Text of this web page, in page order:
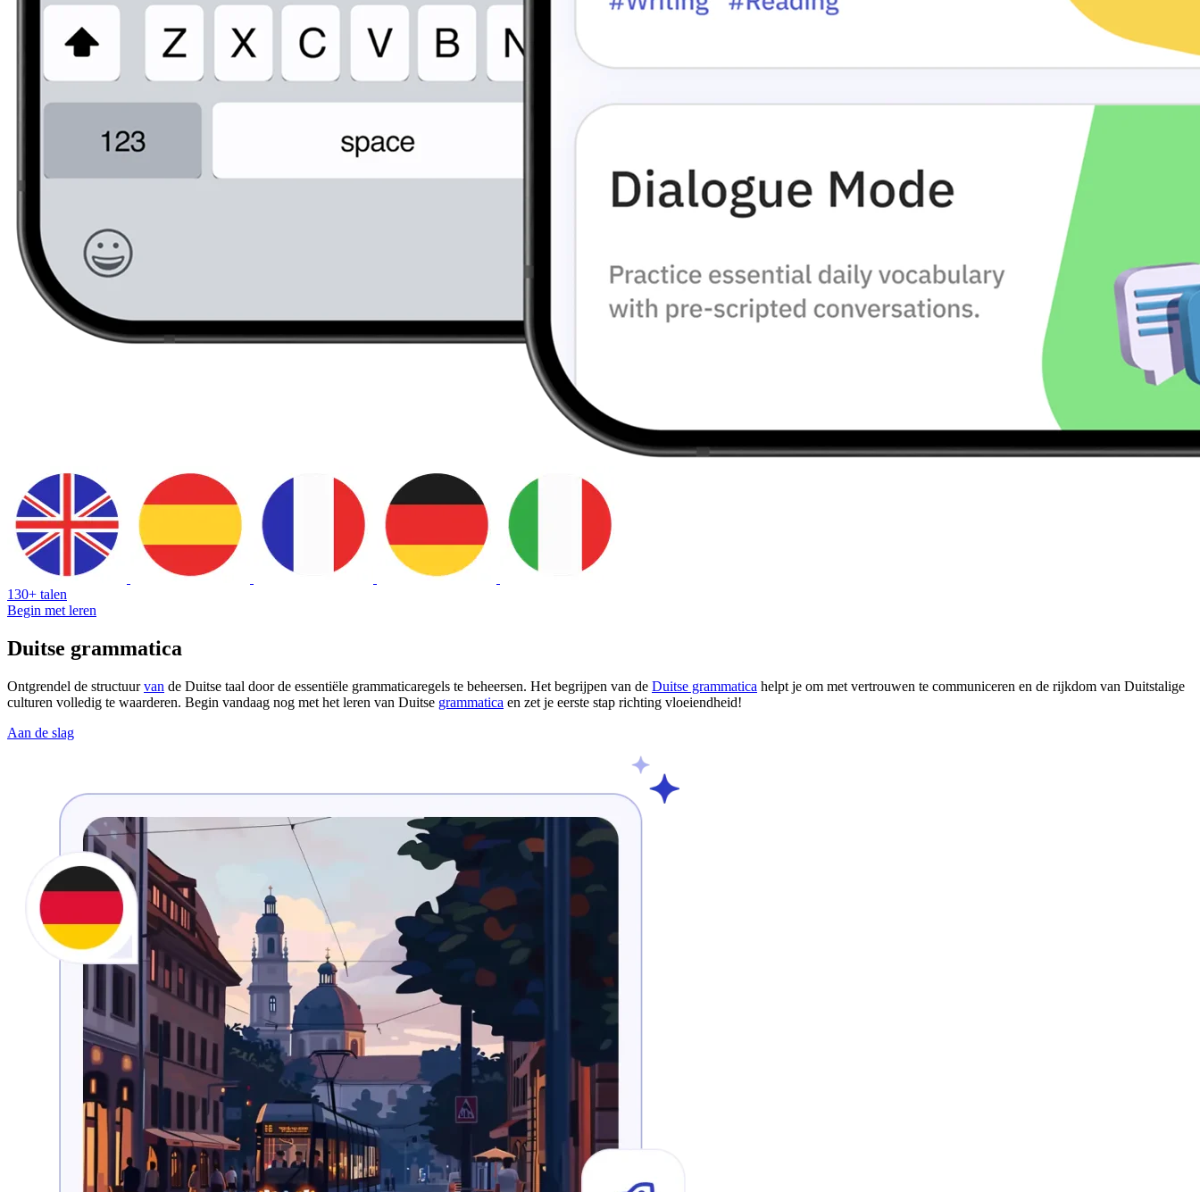
130+ talen
Begin met leren
Duitse grammatica
Ontgrendel de structuurvan de Duitse taal door de essentiële grammaticaregels te beheersen. Het begrijpen van de Duitse grammatica helpt je om met vertrouwen te communiceren en de rijkdom van Duitstalige
culturen volledig te waarderen. Begin vandaag nog met het leren van Duitse grammatica en zet je eerste stap richting vloeiendheid!
Aan de slag